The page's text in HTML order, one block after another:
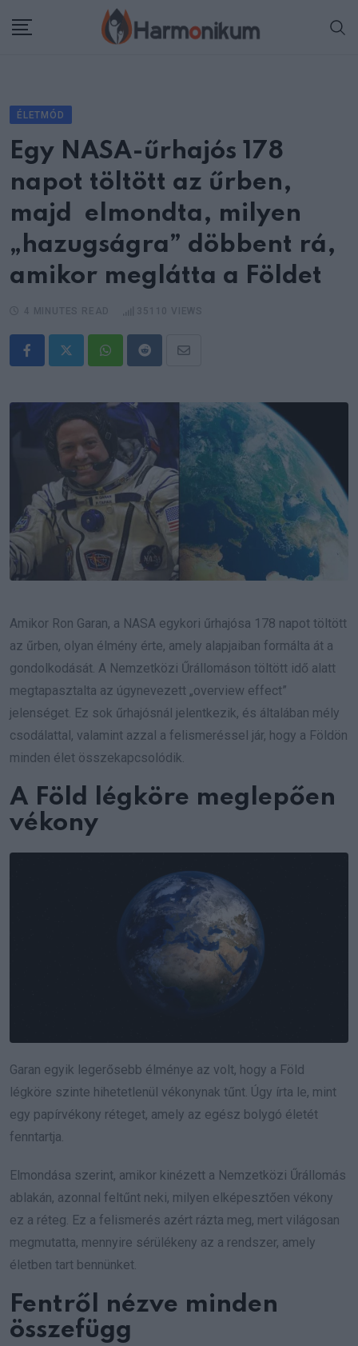
ÉLETMÓD
Egy NASA-űrhajós 178
napot töltött az űrben,
majd elmondta, milyen
„hazugságra” döbbent rá,
amikor meglátta a Földet
WhatsappRedditShare
Email
Amikor Ron Garan, a NASA egykori űrhajósa 178 napot töltött
az űrben, olyan élmény érte, amely alapjaiban formálta át a
gondolkodását. A Nemzetközi Űrállomáson töltött idő alatt
megtapasztalta az úgynevezett „overview effect”
jelenséget. Ez sok űrhajósnál jelentkezik, és általában mély
csodálattal, valamint azzal a felismeréssel jár, hogy a Földön
minden élet összekapcsolódik.
A Föld légköre meglepően
vékony
Garan egyik legerősebb élménye az volt, hogy a Föld
légköre szinte hihetetlenül vékonynak tűnt. Úgy írta le, mint
egy papírvékony réteget, amely az egész bolygó életét
fenntartja.
Elmondása szerint, amikor kinézett a Nemzetközi Űrállomás
ablakán, azonnal feltűnt neki, milyen elképesztően vékony
ez a réteg. Ez a felismerés azért rázta meg, mert világosan
megmutatta, mennyire sérülékeny az a rendszer, amely
életben tart bennünket.
Fentről nézve minden
összefügg